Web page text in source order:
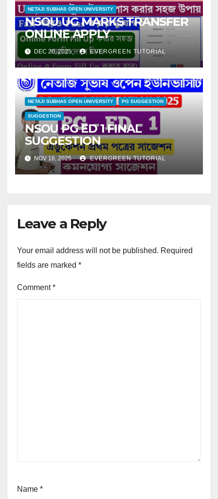
NETAJI SUBHAS OPEN UNIVERSITY
NSOU UG MARKS TRANSFER
ONLINE APPLY
DEC 20, 2025 EVERGREEN TUTORIAL
NETAJI SUBHAS OPEN UNIVERSITY PG SUGGESTION
SUGGESTION
NSOU PG ED 1 FINAL
SUGGESTION
NOV 16, 2025 EVERGREEN TUTORIAL
Leave a Reply
Your email address will not be published. Required
fields are marked *
Comment*
Name *